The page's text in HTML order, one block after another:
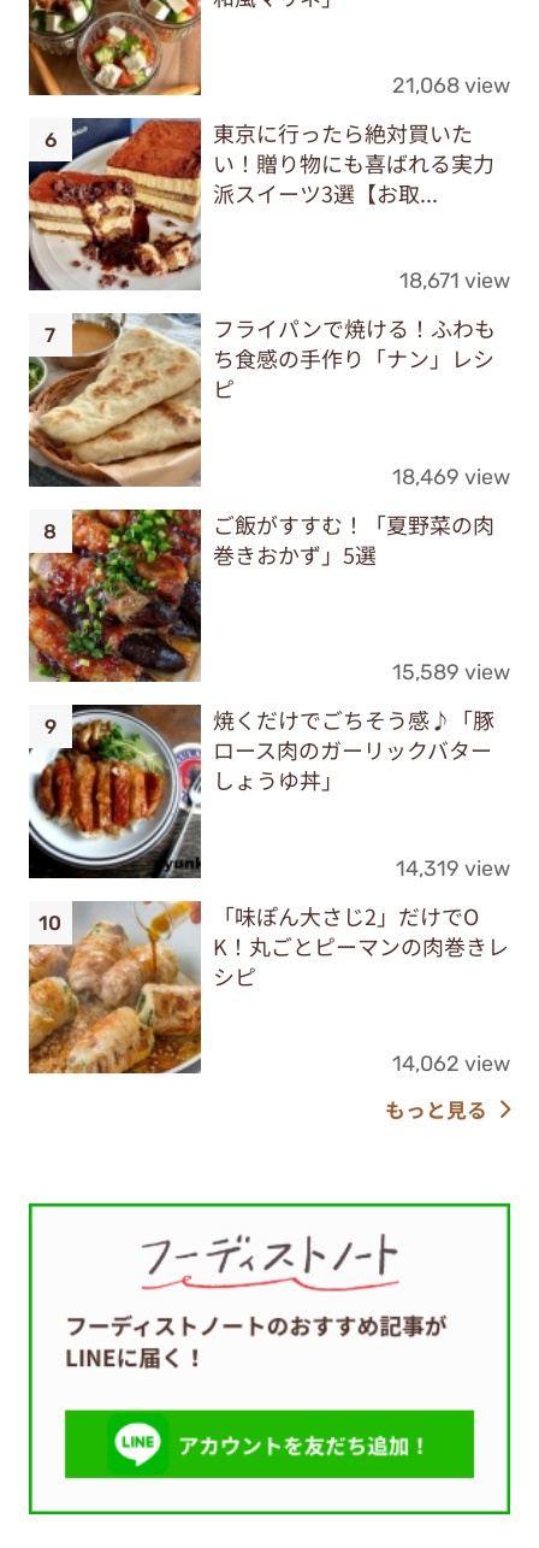
21,068 view
東京に行ったら絶対買いた
い！贈り物にも喜ばれる実力
派スイーツ3選【お取...
18,671 view
フライパンで焼ける！ふわも
ち食感の手作り「ナン」レシ
ピ
18,469 view
ご飯がすすむ！「夏野菜の肉
巻きおかず」5選
15,589 view
焼くだけでごちそう感♪「豚
ロース肉のガーリックバター
しょうゆ丼」
14,319 view
「味ぽん大さじ2」だけでO
K！丸ごとピーマンの肉巻きレ
シピ
14,062 view
もっと見る